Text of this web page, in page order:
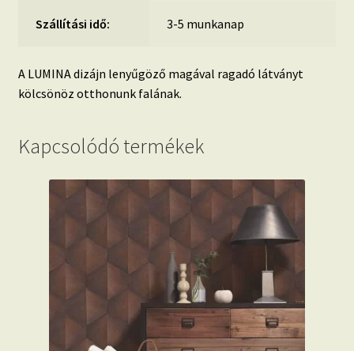
Szállítási idő: 3-5 munkanap
A LUMINA dizájn lenyűgöző magával ragadó látványt
kölcsönöz otthonunk falának.
Kapcsolódó termékek